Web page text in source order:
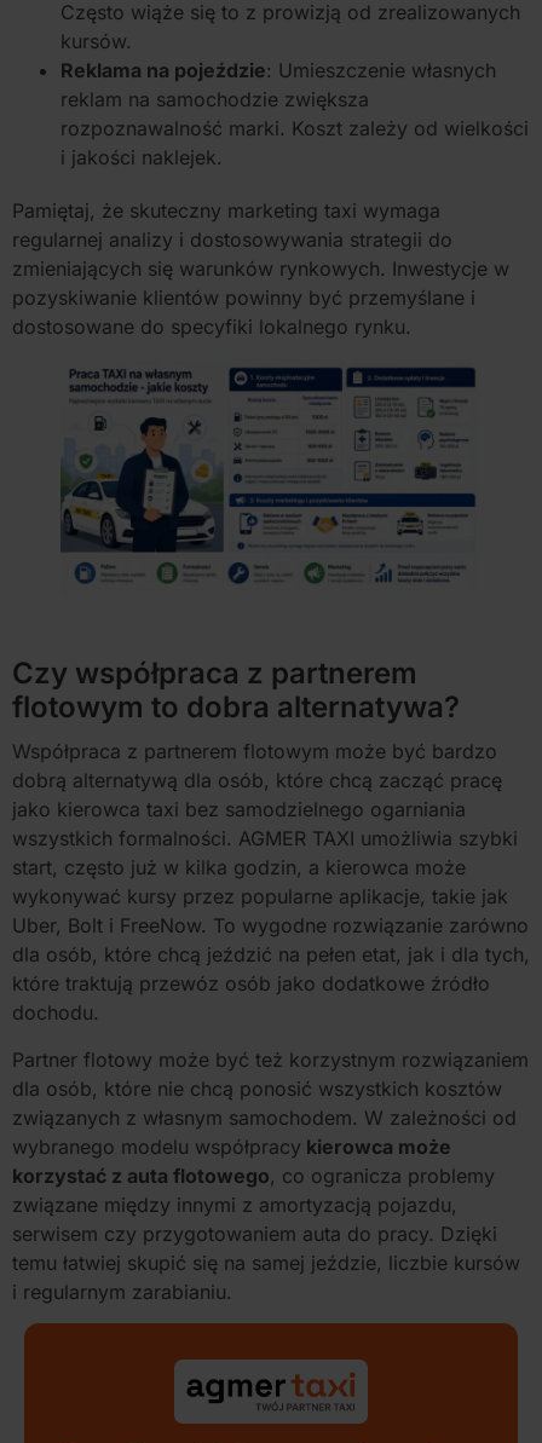
Często wiąże się to z prowizją od zrealizowanych
kursów.
Reklama na pojeździe: Umieszczenie własnych
reklam na samochodzie zwiększa
rozpoznawalność marki. Koszt zależy od wielkości
i jakości naklejek.
Pamiętaj, że skuteczny marketing taxi wymaga
regularnej analizy i dostosowywania strategii do
zmieniających się warunków rynkowych. Inwestycje w
pozyskiwanie klientów powinny być przemyślane i
dostosowane do specyfiki lokalnego rynku.
Czy współpraca z partnerem
flotowym to dobra alternatywa?
Współpraca z partnerem flotowym może być bardzo
dobrą alternatywą dla osób, które chcą zacząć pracę
jako kierowca taxi bez samodzielnego ogarniania
wszystkich formalności. AGMER TAXI umożliwia szybki
start, często już w kilka godzin, a kierowca może
wykonywać kursy przez popularne aplikacje, takie jak
Uber, Bolt i FreeNow. To wygodne rozwiązanie zarówno
dla osób, które chcą jeździć na pełen etat, jak i dla tych,
które traktują przewóz osób jako dodatkowe źródło
dochodu.
Partner flotowy może być też korzystnym rozwiązaniem
dla osób, które nie chcą ponosić wszystkich kosztów
związanych z własnym samochodem. W zależności od
wybranego modelu współpracy kierowca może
korzystać z auta flotowego, co ogranicza problemy
związane między innymi z amortyzacją pojazdu,
serwisem czy przygotowaniem auta do pracy. Dzięki
temu łatwiej skupić się na samej jeździe, liczbie kursów
i regularnym zarabianiu.